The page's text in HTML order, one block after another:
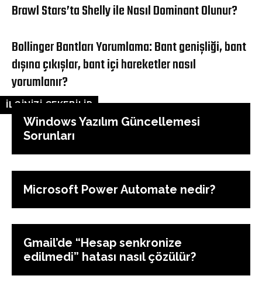
Brawl Stars’ta Shelly ile Nasıl Dominant Olunur?
Bollinger Bantları Yorumlama: Bant genişliği, bant
dışına çıkışlar, bant içi hareketler nasıl
yorumlanır?
İLGİNİZİ ÇEKEBİLİR
Windows Yazılım Güncellemesi
Sorunları
Microsoft Power Automate nedir?
Gmail’de “Hesap senkronize
edilmedi” hatası nasıl çözülür?